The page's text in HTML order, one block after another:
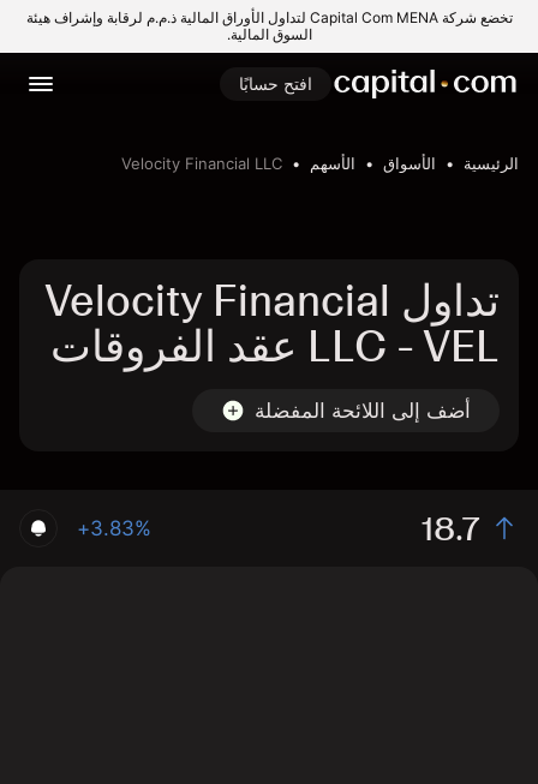
تخضع شركة Capital Com MENA لتداول الأوراق المالية ذ.م.م لرقابة وإشراف هيئة
السوق المالية.
افتح حسابًا
الرئيسية الأسواق الأسهم Velocity Financial LLC
تداول Velocity Financial
LLC - VEL عقد الفروقات
أضف إلى اللائحة المفضلة
18.7
+3.83%